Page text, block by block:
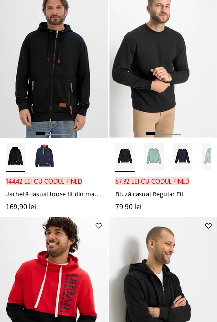
144,42 lei cu codul FINED
Jachetă casual loose fit din material moale cu bumbac, Loose Fit
169,90 lei
67,92 lei cu codul FINED
Bluză casual Regular Fit
79,90 lei